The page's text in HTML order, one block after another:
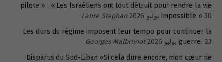
pilote » : « Les Israéliens ont tout détruit pour rendre la vie
impossible » 30 يوليو 2026
Laure Stephan
Les durs du régime imposent leur tempo pour continuer la
guerre 23 يوليو 2026
Georges Malbrunot
Disparus du Sud-Liban «Si cela dure encore, mon cœur ne